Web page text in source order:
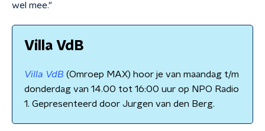
wel mee."
Villa VdB
Villa VdB (Omroep MAX) hoor je van maandag t/m
donderdag van 14.00 tot 16:00 uur op NPO Radio
1. Gepresenteerd door Jurgen van den Berg.